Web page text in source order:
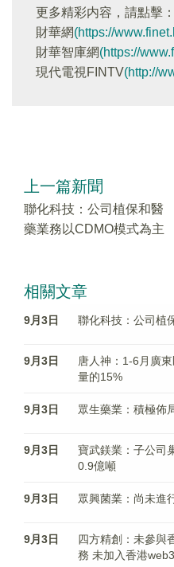
更多精彩内容，請點擊：
財華網(https://
財華智庫網(https://
現代電視FINTV(http://
上一篇新聞
聯化科技：公司植保和醫
藥業務以CDMO模式為主
相關文章
9月3日 聯化科技：公司植
9月3日
唐人神：1-6月廣
量的15%
9月3日 眾生藥業：積極佈
9月3日
寶武鎂業：子公司
0.9億噸
9月3日 眾興菌業：尚未進
9月3日
四方精創：未參與
務 未加入香港